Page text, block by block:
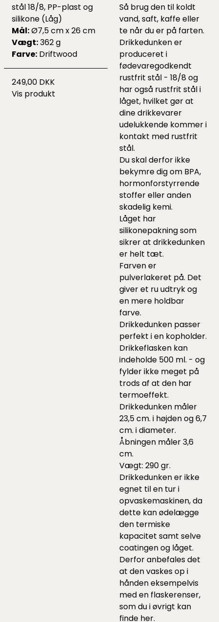
stål 18/8, PP-plast og
silikone (Låg)
Mål:Ø7,5 cm x 26 cm
Vægt:362 g
Farve: Driftwood
249,00 DKK
Vis produkt
Så brug den til koldt
vand, saft, kaffe eller
te når du er på farten.
Drikkedunken er
produceret i
fødevaregodkendt
rustfrit stål - 18/8 og
har også rustfrit stål i
låget, hvilket gør at
dine drikkevarer
udelukkende kommer i
kontakt med rustfrit
stål.
Du skal derfor ikke
bekymre dig om BPA,
hormonforstyrrende
stoffer eller anden
skadelig kemi.
Låget har
silikonepakning som
sikrer at drikkedunken
er helt tæt.
Farven er
pulverlakeret på. Det
giver et ru udtryk og
en mere holdbar
farve.
Drikkedunken passer
perfekt i en kopholder.
Drikkeflasken kan
indeholde 500 ml. - og
fylder ikke meget på
trods af at den har
termoeffekt.
Drikkedunken måler
23,5 cm. i højden og 6,7
cm. i diameter.
Åbningen måler 3,6
cm.
Vægt: 290 gr.
Drikkedunken er ikke
egnet til en tur i
opvaskemaskinen, da
dette kan ødelægge
den termiske
kapacitet samt selve
coatingen og låget.
Derfor anbefales det
at den vaskes op i
hånden eksempelvis
med en flaskerenser,
som du i øvrigt kan
finde her.